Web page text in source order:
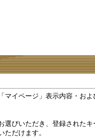
マイページ」表示内容・お
選びいただき、登録された
ただけます。